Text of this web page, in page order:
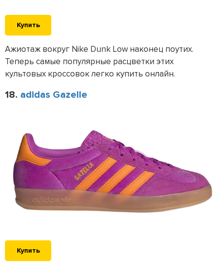
Купить
Ажиотаж вокруг Nike Dunk Low наконец поутих.
Теперь самые популярные расцветки этих
культовых кроссовок легко купить онлайн.
18. adidas Gazelle
Купить